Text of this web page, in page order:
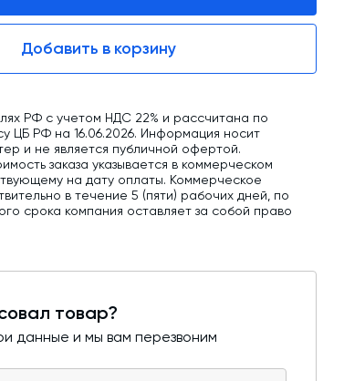
системы управления
любой сложности
промышленной безопасности
аудит бетонных заводов и
Добавить в корзину
РФ с учетом НДС 22% и рассчитана по
ЦБ РФ на 16.06.2026. Информация носит
и не является публичной офертой.
заказа указывается в коммерческом
на дату оплаты. Коммерческое
в течение 5 (пяти) рабочих дней, по
срока компания оставляет за собой право
товар?
данные и мы вам перезвоним